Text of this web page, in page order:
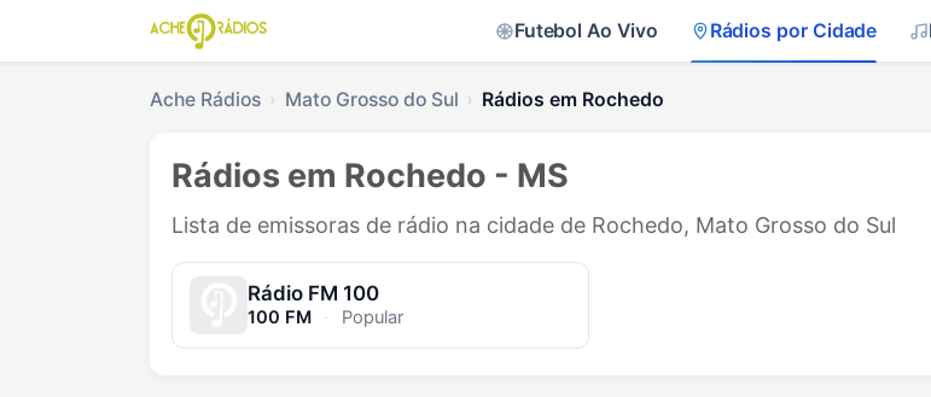
Futebol Ao Vivo Rádios por Cidade
Ache Rádios Mato Grosso do Sul Rádios em Rochedo
Rádios em Rochedo - MS
Lista de emissoras de rádio na cidade de Rochedo, Mato Grosso do Sul
Rádio FM 100
100 FM · Popular